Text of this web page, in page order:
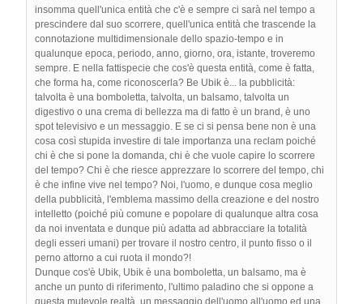
insomma quell'unica entità che c'è e sempre ci sarà nel tempo a
prescindere dal suo scorrere, quell'unica entità che trascende la
connotazione multidimensionale dello spazio-tempo e in
qualunque epoca, periodo, anno, giorno, ora, istante, troveremo
sempre. E nella fattispecie che cos'è questa entità, come è fatta,
che forma ha, come riconoscerla? Be Ubik è... la pubblicità:
talvolta è una bomboletta, talvolta, un balsamo, talvolta un
digestivo o una crema di bellezza ma di fatto è un brand, è uno
spot televisivo e un messaggio. E se ci si pensa bene non è una
cosa così stupida investire di tale importanza una reclam poiché
chi è che si pone la domanda, chi è che vuole capire lo scorrere
del tempo? Chi è che riesce apprezzare lo scorrere del tempo, chi
è che infine vive nel tempo? Noi, l'uomo, e dunque cosa meglio
della pubblicità, l'emblema massimo della creazione e del nostro
intelletto (poiché più comune e popolare di qualunque altra cosa
da noi inventata e dunque più adatta ad abbracciare la totalità
degli esseri umani) per trovare il nostro centro, il punto fisso o il
perno attorno a cui ruota il mondo?!
Dunque cos'è Ubik, Ubik è una bomboletta, un balsamo, ma è
anche un punto di riferimento, l'ultimo paladino che si oppone a
questa mutevole realtà, un messaggio dell'uomo all'uomo ed una